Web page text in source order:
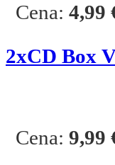
Cena: 4,99
2xCD Box
Cena: 9,99